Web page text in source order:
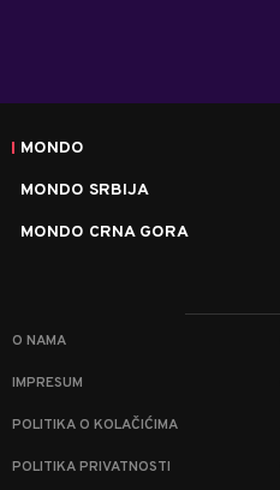
MONDO
MONDO SRBIJA
MONDO CRNA GORA
O NAMA
IMPRESUM
POLITIKA O KOLAČIĆIMA
POLITIKA PRIVATNOSTI